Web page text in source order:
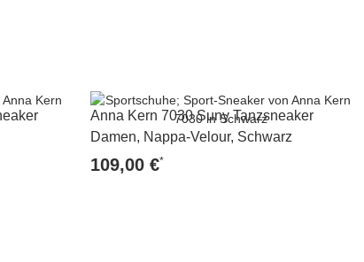
Anna Kern 7030 Suny Tanzsneaker
Damen, Nappa-Velour, Schwarz
109,00 €*